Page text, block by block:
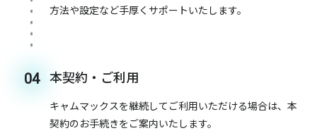
方法や設定など手厚くサポートいたします。
04 本契約・ご利用
キャムマックスを継続してご利用いただける場合は、本
契約のお手続きをご案内いたします。